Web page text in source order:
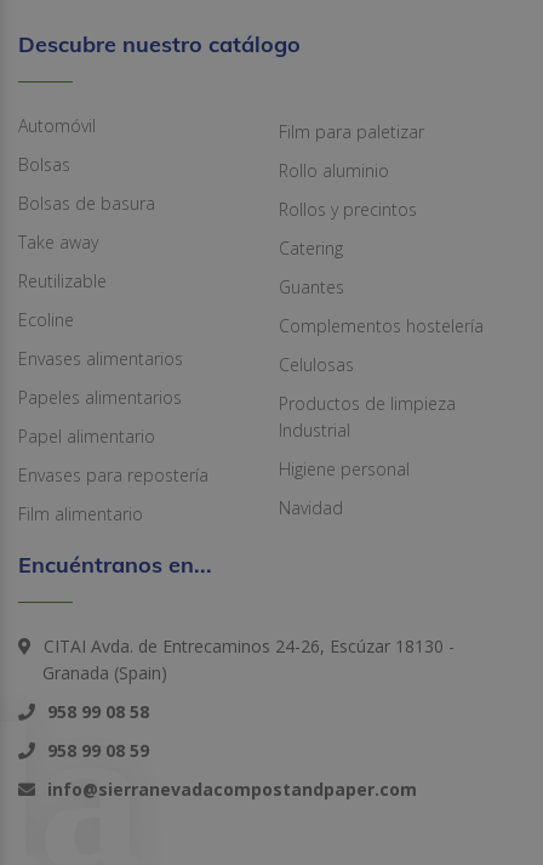
Descubre nuestro catálogo
Automóvil
Bolsas
Bolsas de basura
Take away
Reutilizable
Ecoline
Envases alimentarios
Papeles alimentarios
Papel alimentario
Envases para repostería
Film alimentario
Film para paletizar
Rollo aluminio
Rollos y precintos
Catering
Guantes
Complementos hostelería
Celulosas
Productos de limpieza
Industrial
Higiene personal
Navidad
Encuéntranos en...
CITAI Avda. de Entrecaminos 24-26, Escúzar 18130 -
Granada (Spain)
958 99 08 58
958 99 08 59
info@sierranevadacompostandpaper.com